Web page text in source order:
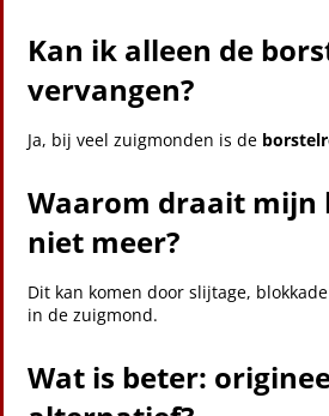
Kan ik alleen de
vervangen?
Ja, bij veel zuigmonden is de
Waarom draait mijn
niet meer?
Dit kan komen door slijtage,
in de zuigmond.
Wat is beter: